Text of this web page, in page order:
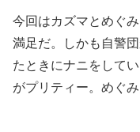
今回はカズマとめぐ
満足だ。しかも自警
たときにナニをして
がプリティー。めぐみ